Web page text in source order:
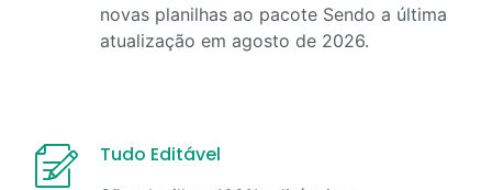
novas planilhas ao pacote Sendo a última
atualização em agosto de 2026.
Tudo Editável